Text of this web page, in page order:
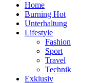
Home
Burning Hot
Unterhaltung
Lifestyle
Fashion
Sport
Travel
Technik
Exklusiv